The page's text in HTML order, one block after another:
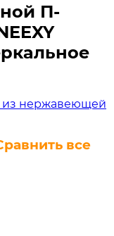
П-
нержавеющей
все